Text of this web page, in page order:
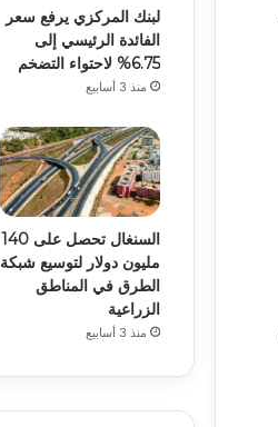
لبنك المركزي يرفع سعر
الفائدة الرئيسي إلى
6.75% لاحتواء التضخم
منذ 3 أسابيع
السنغال تحصل على 140
مليون دولار لتوسيع شبكة
الطرق في المناطق
الزراعية
منذ 3 أسابيع